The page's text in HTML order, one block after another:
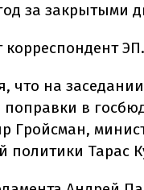
за закрытыми
ЭП.
что на
поправки в
Гройсман,
политики Тарас